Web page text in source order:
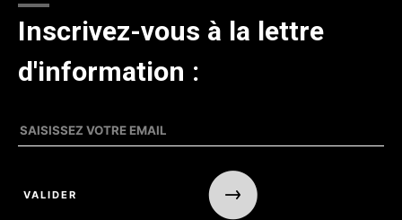
Inscrivez-vous à la lettre
d'information :